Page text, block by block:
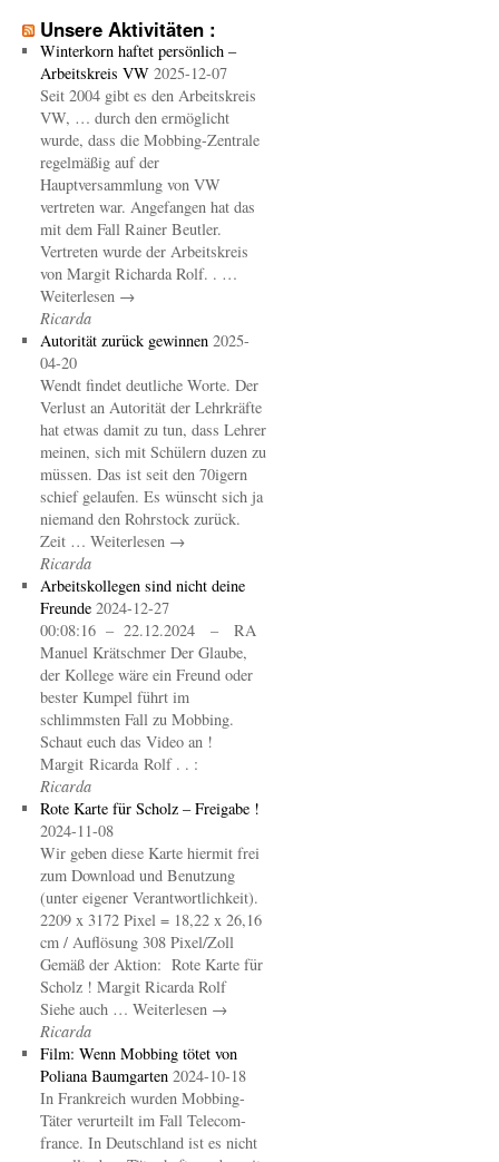
Unsere Aktivitäten :
Winterkorn haftet persönlich –
Arbeitskreis VW 2025-12-07
Seit 2004 gibt es den Arbeitskreis
VW, … durch den ermöglicht
wurde, dass die Mobbing-Zentrale
regelmäßig auf der
Hauptversammlung von VW
vertreten war. Angefangen hat das
mit dem Fall Rainer Beutler.
Vertreten wurde der Arbeitskreis
von Margit Richarda Rolf. . …
Weiterlesen →
Ricarda
Autorität zurück gewinnen 2025-
04-20
Wendt findet deutliche Worte. Der
Verlust an Autorität der Lehrkräfte
hat etwas damit zu tun, dass Lehrer
meinen, sich mit Schülern duzen zu
müssen. Das ist seit den 70igern
schief gelaufen. Es wünscht sich ja
niemand den Rohrstock zurück.
Zeit … Weiterlesen →
Ricarda
Arbeitskollegen sind nicht deine
Freunde 2024-12-27
00:08:16 – 22.12.2024 – RA
Manuel Krätschmer Der Glaube,
der Kollege wäre ein Freund oder
bester Kumpel führt im
schlimmsten Fall zu Mobbing.
Schaut euch das Video an !
Margit Ricarda Rolf . . :
Ricarda
Rote Karte für Scholz – Freigabe !
2024-11-08
Wir geben diese Karte hiermit frei
zum Download und Benutzung
(unter eigener Verantwortlichkeit).
2209 x 3172 Pixel = 18,22 x 26,16
cm / Auflösung 308 Pixel/Zoll
Gemäß der Aktion: Rote Karte für
Scholz ! Margit Ricarda Rolf
Siehe auch … Weiterlesen →
Ricarda
Film: Wenn Mobbing tötet von
Poliana Baumgarten 2024-10-18
In Frankreich wurden Mobbing-
Täter verurteilt im Fall Telecom-
france. In Deutschland ist es nicht